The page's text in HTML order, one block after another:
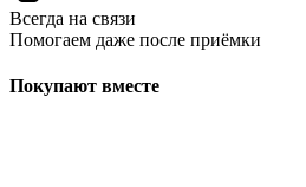
Всегда на связи
Помогаем даже после приёмки
Покупают вместе